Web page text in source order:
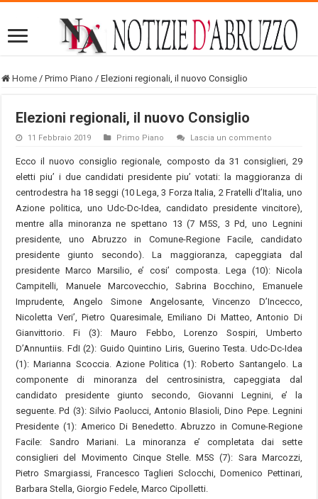
Home / Primo Piano / Elezioni regionali, il nuovo Consiglio
Elezioni regionali, il nuovo Consiglio
11 Febbraio 2019 Primo Piano Lascia un commento
Ecco il nuovo consiglio regionale, composto da 31 consiglieri, 29
eletti piu’ i due candidati presidente piu’ votati: la maggioranza di
centrodestra ha 18 seggi (10 Lega, 3 Forza Italia, 2 Fratelli d’Italia, uno
Azione politica, uno Udc-Dc-Idea, candidato presidente vincitore),
mentre alla minoranza ne spettano 13 (7 M5S, 3 Pd, uno Legnini
presidente, uno Abruzzo in Comune-Regione Facile, candidato
presidente giunto secondo). La maggioranza, capeggiata dal
presidente Marco Marsilio, e’ cosi’ composta. Lega (10): Nicola
Campitelli, Manuele Marcovecchio, Sabrina Bocchino, Emanuele
Imprudente, Angelo Simone Angelosante, Vincenzo D’Incecco,
Nicoletta Veri’, Pietro Quaresimale, Emiliano Di Matteo, Antonio Di
Gianvittorio. Fi (3): Mauro Febbo, Lorenzo Sospiri, Umberto
D’Annuntiis. FdI (2): Guido Quintino Liris, Guerino Testa. Udc-Dc-Idea
(1): Marianna Scoccia. Azione Politica (1): Roberto Santangelo. La
componente di minoranza del centrosinistra, capeggiata dal
candidato presidente giunto secondo, Giovanni Legnini, e’ la
seguente. Pd (3): Silvio Paolucci, Antonio Blasioli, Dino Pepe. Legnini
Presidente (1): Americo Di Benedetto. Abruzzo in Comune-Regione
Facile: Sandro Mariani. La minoranza e’ completata dai sette
consiglieri del Movimento Cinque Stelle. M5S (7): Sara Marcozzi,
Pietro Smargiassi, Francesco Taglieri Sclocchi, Domenico Pettinari,
Barbara Stella, Giorgio Fedele, Marco Cipolletti.